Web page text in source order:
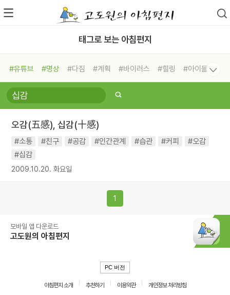
태그로 보는 아침편지
#유튜브 #명상 #다짐 #계획 #바이러스 #힐링
#아이들
#비전캠프
#독서캠프 #삶
#희망
#나눔 #친구 #링컨학교
#독서
#건강 #면역력
오감(五感), 십감(十感)
#소통 #친구 #공감 #인간관계 #습관 #커피
#오감
#십감
2009.10.20. 화요일
1
모바일 앱 다운로드
고도원의 아침편지
PC 버전
아침편지 소개 추천하기 이용약관
개인정보 처리방침